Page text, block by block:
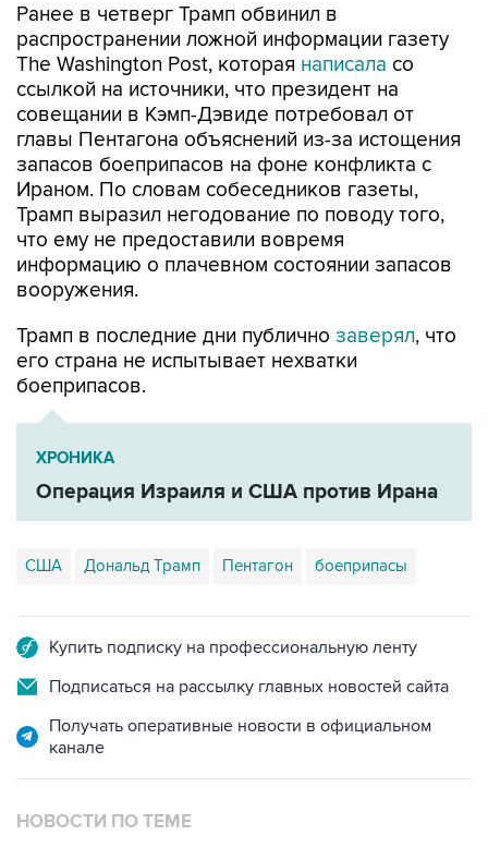
Ранее в четверг Трамп обвинил в
распространении ложной информации газету
The Washington Post, которая написала со
ссылкой на источники, что президент на
совещании в Кэмп-Дэвиде потребовал от
главы Пентагона объяснений из-за истощения
запасов боеприпасов на фоне конфликта с
Ираном. По словам собеседников газеты,
Трамп выразил негодование по поводу того,
что ему не предоставили вовремя
информацию о плачевном состоянии запасов
вооружения.
Трамп в последние дни публично заверял, что
его страна не испытывает нехватки
боеприпасов.
ХРОНИКА
Операция Израиля и США против Ирана
США Дональд Трамп Пентагон боеприпасы
Купить подписку на профессиональную ленту
Подписаться на рассылку главных новостей сайта
Получать оперативные новости в официальном
канале
НОВОСТИ ПО ТЕМЕ